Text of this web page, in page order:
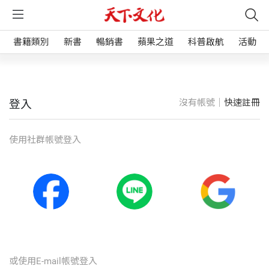
書籍類別 新書 暢銷書 蘋果之道 科普啟航 活動
登入 沒有帳號｜ 快速註冊
使⽤社群帳號登入
或使⽤E-mail帳號登入